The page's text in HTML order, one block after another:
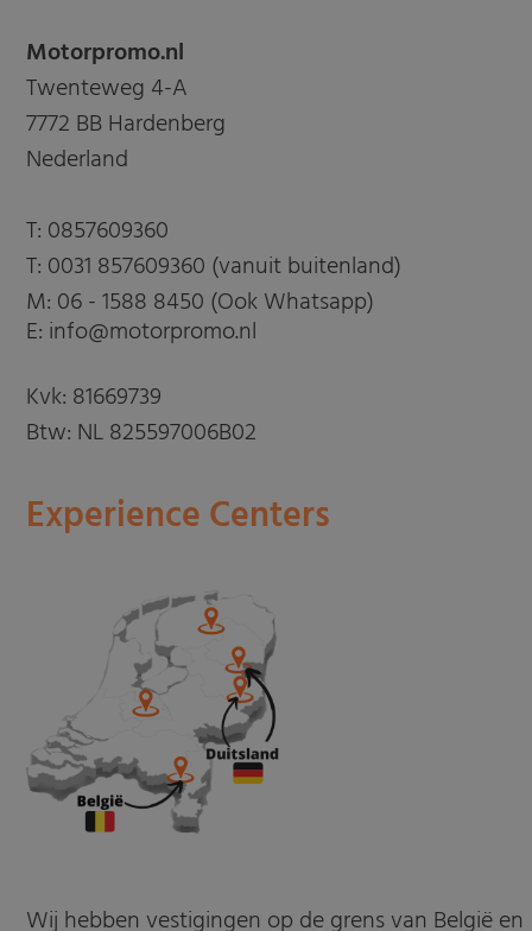
Motorpromo.nl
Twenteweg 4-A
7772 BB Hardenberg
Nederland
T: 0857609360
T: 0031 857609360 (vanuit buitenland)
M: 06 - 1588 8450 (Ook Whatsapp)
E: info@motorpromo.nl
Kvk: 81669739
Btw: NL 825597006B02
Experience Centers
Wij hebben vestigingen op de grens van België en